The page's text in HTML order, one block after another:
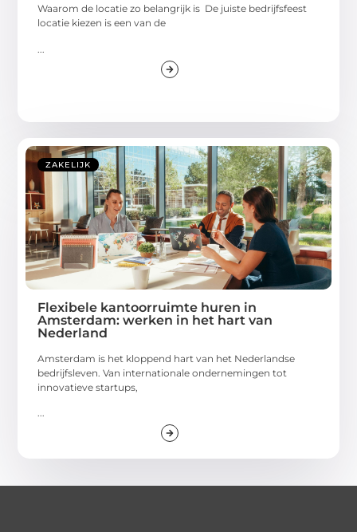
Waarom de locatie zo belangrijk is De juiste bedrijfsfeest
locatie kiezen is een van de
ZAKELIJK
Flexibele kantoorruimte huren in
Amsterdam: werken in het hart van
Nederland
Amsterdam is het kloppend hart van het Nederlandse
bedrijfsleven. Van internationale ondernemingen tot
innovatieve startups,